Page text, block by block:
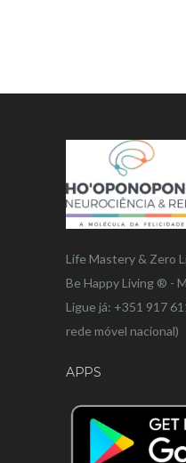
Life Mastery & Zero
Be Happy Living ® -
Ligue já: +351 917
rede móvel nacional)
APPS